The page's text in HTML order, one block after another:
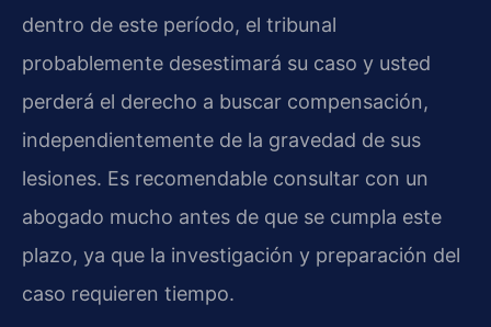
dentro de este período, el tribunal
probablemente desestimará su caso y usted
perderá el derecho a buscar compensación,
independientemente de la gravedad de sus
lesiones. Es recomendable consultar con un
abogado mucho antes de que se cumpla este
plazo, ya que la investigación y preparación del
caso requieren tiempo.